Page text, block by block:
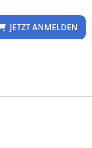
JETZT ANMELDEN